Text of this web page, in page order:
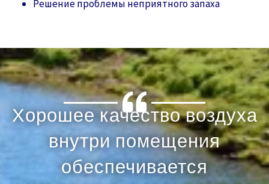
Решение проблемы неприятного запаха
Хорошее качество воздуха
внутри помещения
обеспечивается